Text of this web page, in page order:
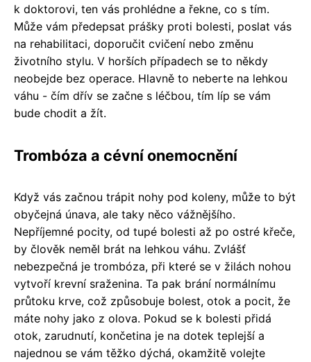
k doktorovi, ten vás prohlédne a řekne, co s tím.
Může vám předepsat prášky proti bolesti, poslat vás
na rehabilitaci, doporučit cvičení nebo změnu
životního stylu. V horších případech se to někdy
neobejde bez operace. Hlavně to neberte na lehkou
váhu - čím dřív se začne s léčbou, tím líp se vám
bude chodit a žít.
Trombóza a cévní onemocnění
Když vás začnou trápit nohy pod koleny, může to být
obyčejná únava, ale taky něco vážnějšího.
Nepříjemné pocity, od tupé bolesti až po ostré křeče,
by člověk neměl brát na lehkou váhu. Zvlášť
nebezpečná je trombóza, při které se v žilách nohou
vytvoří krevní sraženina. Ta pak brání normálnímu
průtoku krve, což způsobuje bolest, otok a pocit, že
máte nohy jako z olova. Pokud se k bolesti přidá
otok, zarudnutí, končetina je na dotek teplejší a
najednou se vám těžko dýchá, okamžitě volejte